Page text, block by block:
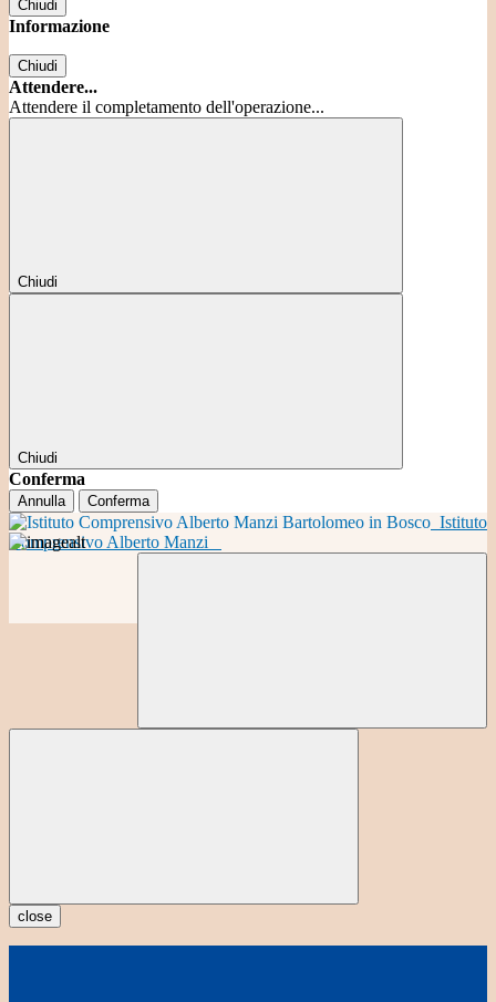
Chiudi
Informazione
Chiudi
Attendere...
Attendere il completamento dell'operazione...
Chiudi
Chiudi
Conferma
Annulla Conferma
Istituto
Comprensivo Alberto Manzi
close